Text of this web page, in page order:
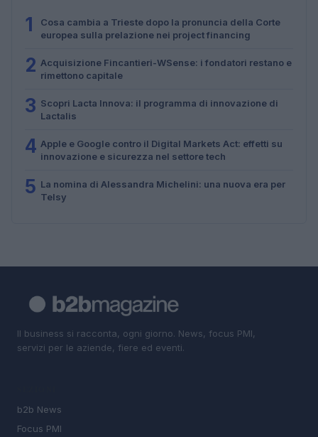
1
Cosa cambia a Trieste dopo la pronuncia della Corte
europea sulla prelazione nei project financing
2 Acquisizione Fincantieri-WSense: i fondatori restano e
rimettono capitale
3 Scopri Lacta Innova: il programma di innovazione di
Lactalis
4 Apple e Google contro il Digital Markets Act: effetti su
innovazione e sicurezza nel settore tech
5 La nomina di Alessandra Michelini: una nuova era per
Telsy
Il business si racconta, ogni giorno. News, focus PMI,
servizi per le aziende, fiere ed eventi.
b2b News
Focus PMI